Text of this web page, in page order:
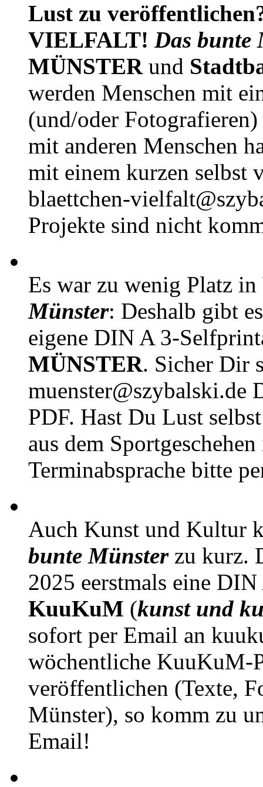
Lust zu
VIELFALT! Das bunte
MÜNSTERund
werden Menschen mit
(und/oder
mit anderen Menschen
mit einem kurzen selbst
blaettchen-
Projekte sind nicht
Es war zu wenig Platz in
Münster: Deshalb gibt
eigene DIN A 3-
MÜNSTER. Sicher Dir
muenster@szybalski.de
PDF. Hast Du Lust
aus dem
Terminabsprache bitte
Auch Kunst und Kultur
bunte Münsterzu kurz.
2025 eerstmals eine
KuuKuM (kunst und
sofort per Email an
wöchentliche KuuKuM-
veröffentlichen (Texte,
Münster), so komm zu
Email!